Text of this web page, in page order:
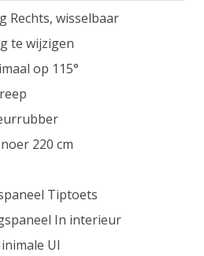
Rechts, wisselbaar
te wijzigen
op 115°
220 cm
Tiptoets
In interieur
UI